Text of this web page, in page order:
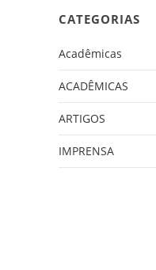
CATEGORIAS
Acadêmicas
ACADÊMICAS
ARTIGOS
IMPRENSA